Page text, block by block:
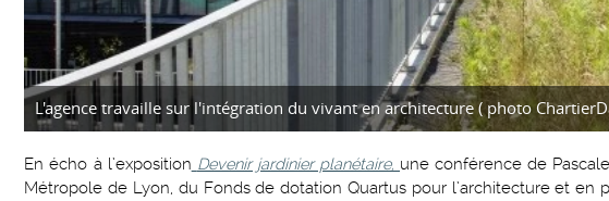
L'agence travaille sur l'intégration du vivant en architecture ( photo
En écho à l’exposition Devenir jardinier planétaire, une conférence de
Métropole de Lyon, du Fonds de dotation Quartus pour l’architecture et en